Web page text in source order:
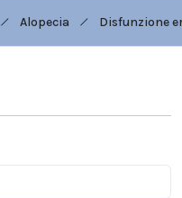
Alopecia Disfunzione